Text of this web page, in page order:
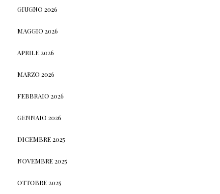
GIUGNO 2026
MAGGIO 2026
APRILE 2026
MARZO 2026
FEBBRAIO 2026
GENNAIO 2026
DICEMBRE 2025
NOVEMBRE 2025
OTTOBRE 2025